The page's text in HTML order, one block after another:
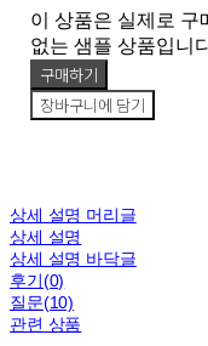
이 상품은 실제로 구
없는 샘플 상품입니
구매하기
장바구니에 담기
상세 설명 머리글
상세 설명
상세 설명 바닥글
후기(0)
질문(10)
관련 상품